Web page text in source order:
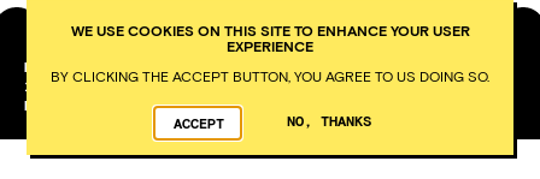
PETŐFI LITERARY MUSEUM
1053
BUDAPEST
KÁROLYI UTCA 16.
DEVELOPED BY INTEGRAL VISION
WE USE COOKIES ON THIS SITE TO ENHANCE YOUR USER
EXPERIENCE
BY CLICKING THE ACCEPT BUTTON, YOU AGREE TO US DOING SO.
ACCEPT NO, THANKS